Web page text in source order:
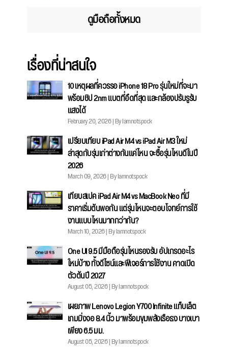
ดูมือถือทั้งหมด
เรื่องที่น่าสนใจ
10 เหตุผลที่ควรรอ iPhone 18 Pro รุ่นใหม่ที่จะมา
พร้อมชิป 2nm แบตที่อึดที่สุด และกล้องปรับรูรับ
แสงได้
February 20, 2026 | By Iamnotspock
เปรียบเทียบ iPad Air M4 vs iPad Air M3 ใหม่
ล่าสุดกับรุ่นเก่าต่างกันแค่ไหน จะซื้อรุ่นไหนดีในปี
2026
March 09, 2026 | By Iamnotspock
เทียบสเปค iPad Air M4 vs MacBook Neo ที่มี
ราคาเริ่มต้นพอกัน แต่รุ่นไหนจะตอบโจทย์การใช้
งานแบบไหนมากกว่ากัน?
March 10, 2026 | By Iamnotspock
One UI 9.5 มีมือถือรุ่นไหนรองรับ อัปเกรดอะไร
ใหม่บ้าง ทั้งดีไซน์และฟีเจอร์การใช้งาน คาดเปิด
ตัวต้นปี 2027
August 05, 2026 | By Iamnotspock
เผยภาพ Lenovo Legion Y700 Infinite แท็บเล็ต
เกมมิ่งจอ 8.4 นิ้ว มาพร้อมขุมพลังเรือธง บางเบา
เพียง 6.5 มม.
August 05, 2026 | By Iamnotspock